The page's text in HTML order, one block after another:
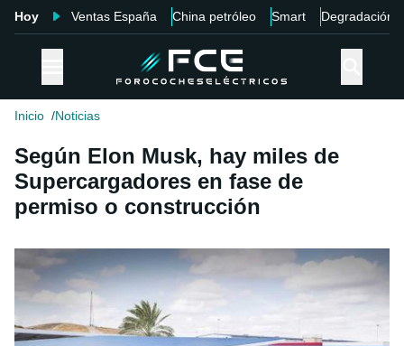
Hoy Ventas España China petróleo Smart Degradación
Inicio Noticias
Según Elon Musk, hay miles de
Supercargadores en fase de
permiso o construcción